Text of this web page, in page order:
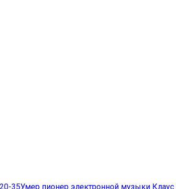
Умер пионер электронной музыки